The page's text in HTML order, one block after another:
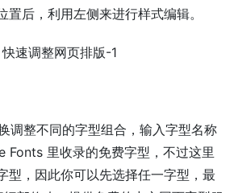
置后，利用左侧来进行样式编辑。
调整不同的字型组合，输入字型名称
Fonts 里收录的免费字型，不过这里
型，因此你可以先选择任一字型，最